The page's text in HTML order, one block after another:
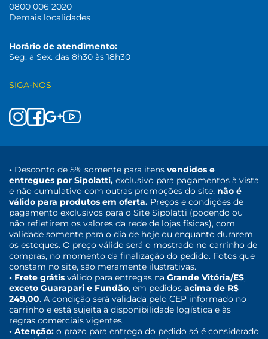
0800 006 2020
Demais localidades
Horário de atendimento:
Seg. a Sex. das 8h30 às 18h30
SIGA-NOS
• Desconto de 5% somente para itens vendidos e
entregues por Sipolatti, exclusivo para pagamentos à vista
e não cumulativo com outras promoções do site, não é
válido para produtos em oferta. Preços e condições de
pagamento exclusivos para o Site Sipolatti (podendo ou
não refletirem os valores da rede de lojas físicas), com
validade somente para o dia de hoje ou enquanto durarem
os estoques. O preço válido será o mostrado no carrinho de
compras, no momento da finalização do pedido. Fotos que
constam no site, são meramente ilustrativas.
• Frete grátis válido para entregas na Grande Vitória/ES,
exceto Guarapari e Fundão, em pedidos acima de R$
249,00. A condição será validada pelo CEP informado no
carrinho e está sujeita à disponibilidade logística e às
regras comerciais vigentes.
• Atenção: o prazo para entrega do pedido só é considerado